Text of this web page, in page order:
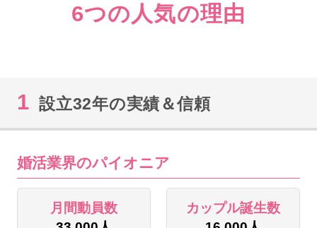
6つの人気の理由
1 設立32年の実績＆信頼
婚活業界のパイオニア
月間動員数
カップル誕生数